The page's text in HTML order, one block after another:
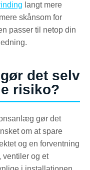
langt mere
skånsom for
passer til netop din
det selv
risiko?
gør det
om at spare
og en forventning
ventiler og et